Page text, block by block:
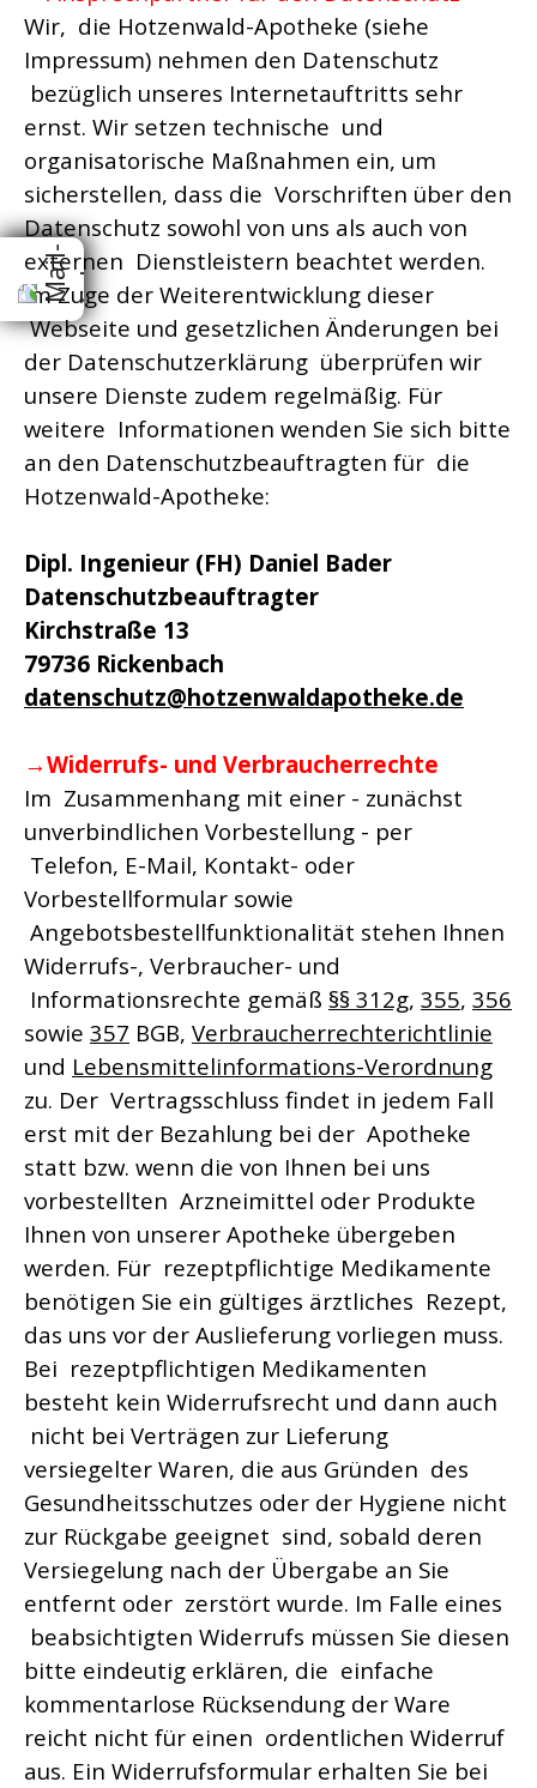
Wir, die Hotzenwald-Apotheke (siehe
Impressum) nehmen den Datenschutz
bezüglich unseres Internetauftritts sehr
ernst. Wir setzen technische und
organisatorische Maßnahmen ein, um
sicherstellen, dass die Vorschriften über den
Datenschutz sowohl von uns als auch von
externen Dienstleistern beachtet werden.
Im Zuge der Weiterentwicklung dieser
Webseite und gesetzlichen Änderungen bei
der Datenschutzerklärung überprüfen wir
unsere Dienste zudem regelmäßig. Für
weitere Informationen wenden Sie sich bitte
an den Datenschutzbeauftragten für die
Hotzenwald-Apotheke:
Dipl. Ingenieur (FH) Daniel Bader
Datenschutzbeauftragter
Kirchstraße 13
79736 Rickenbach
datenschutz@hotzenwaldapotheke.de
→Widerrufs- und Verbraucherrechte
Im Zusammenhang mit einer - zunächst
unverbindlichen Vorbestellung - per
Telefon, E-Mail, Kontakt- oder
Vorbestellformular sowie
Angebotsbestellfunktionalität stehen Ihnen
Widerrufs-, Verbraucher- und
Informationsrechte gemäß §§ 312g, 355, 356
sowie 357 BGB, Verbraucherrechterichtlinie
und Lebensmittelinformations-Verordnung
zu. Der Vertragsschluss findet in jedem Fall
erst mit der Bezahlung bei der Apotheke
statt bzw. wenn die von Ihnen bei uns
vorbestellten Arzneimittel oder Produkte
Ihnen von unserer Apotheke übergeben
werden. Für rezeptpflichtige Medikamente
benötigen Sie ein gültiges ärztliches Rezept,
das uns vor der Auslieferung vorliegen muss.
Bei rezeptpflichtigen Medikamenten
besteht kein Widerrufsrecht und dann auch
nicht bei Verträgen zur Lieferung
versiegelter Waren, die aus Gründen des
Gesundheitsschutzes oder der Hygiene nicht
zur Rückgabe geeignet sind, sobald deren
Versiegelung nach der Übergabe an Sie
entfernt oder zerstört wurde. Im Falle eines
beabsichtigten Widerrufs müssen Sie diesen
bitte eindeutig erklären, die einfache
kommentarlose Rücksendung der Ware
reicht nicht für einen ordentlichen Widerruf
aus. Ein Widerrufsformular erhalten Sie bei